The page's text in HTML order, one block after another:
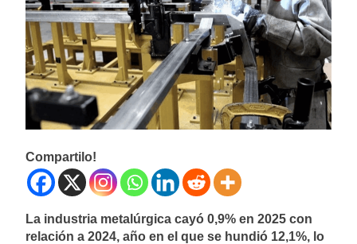
Compartilo!
La industria metalúrgica cayó 0,9% en 2025 con
relación a 2024, año en el que se hundió 12,1%, lo